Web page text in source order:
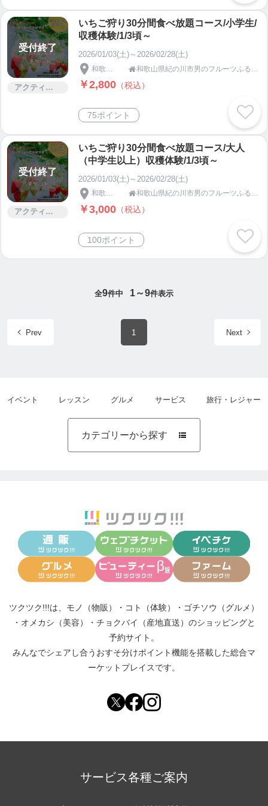
受付終了
アクティビティー
いちご狩り30分間食べ放題コース/小学生/
収穫体験/1/3頃～
2026/01/03(土)～2026/02/28(土)
和歌山県  和歌山県紀の川市男のフルーツふるーつふぁーむわかやま
￥2,800 （税込）
75ポイント
受付終了
アクティビティー
いちご狩り30分間食べ放題コース/大人
（中学生以上）収穫体験/1/3頃～
2026/01/03(土)～2026/02/28(土)
和歌山県  和歌山県紀の川市男のフルーツふるーつふぁーむわかやま
￥3,000 （税込）
100ポイント
全9件中 1～9件表示
Prev 1 Next
イベント レッスン グルメ サービス 旅行・レジャー
カテゴリーから探す 
ツクツク!!!は、 モノ（物販） ・ コト（体験） ・ ゴチソウ（グルメ）
・ オメカシ（美容） ・ チョクバイ（産地直送） のショッピングと
予約サイト。
みんなでシェアし合う おすそ分けポイント機能を搭載した総合マ
ーケットプレイスです。
サービス各種ご案内